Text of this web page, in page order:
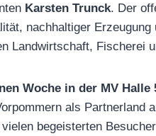
Karsten Trunck. Der
nachhaltiger
Landwirtschaft, Fischerei
Woche in der MV Halle
als Partnerland
begeisterten